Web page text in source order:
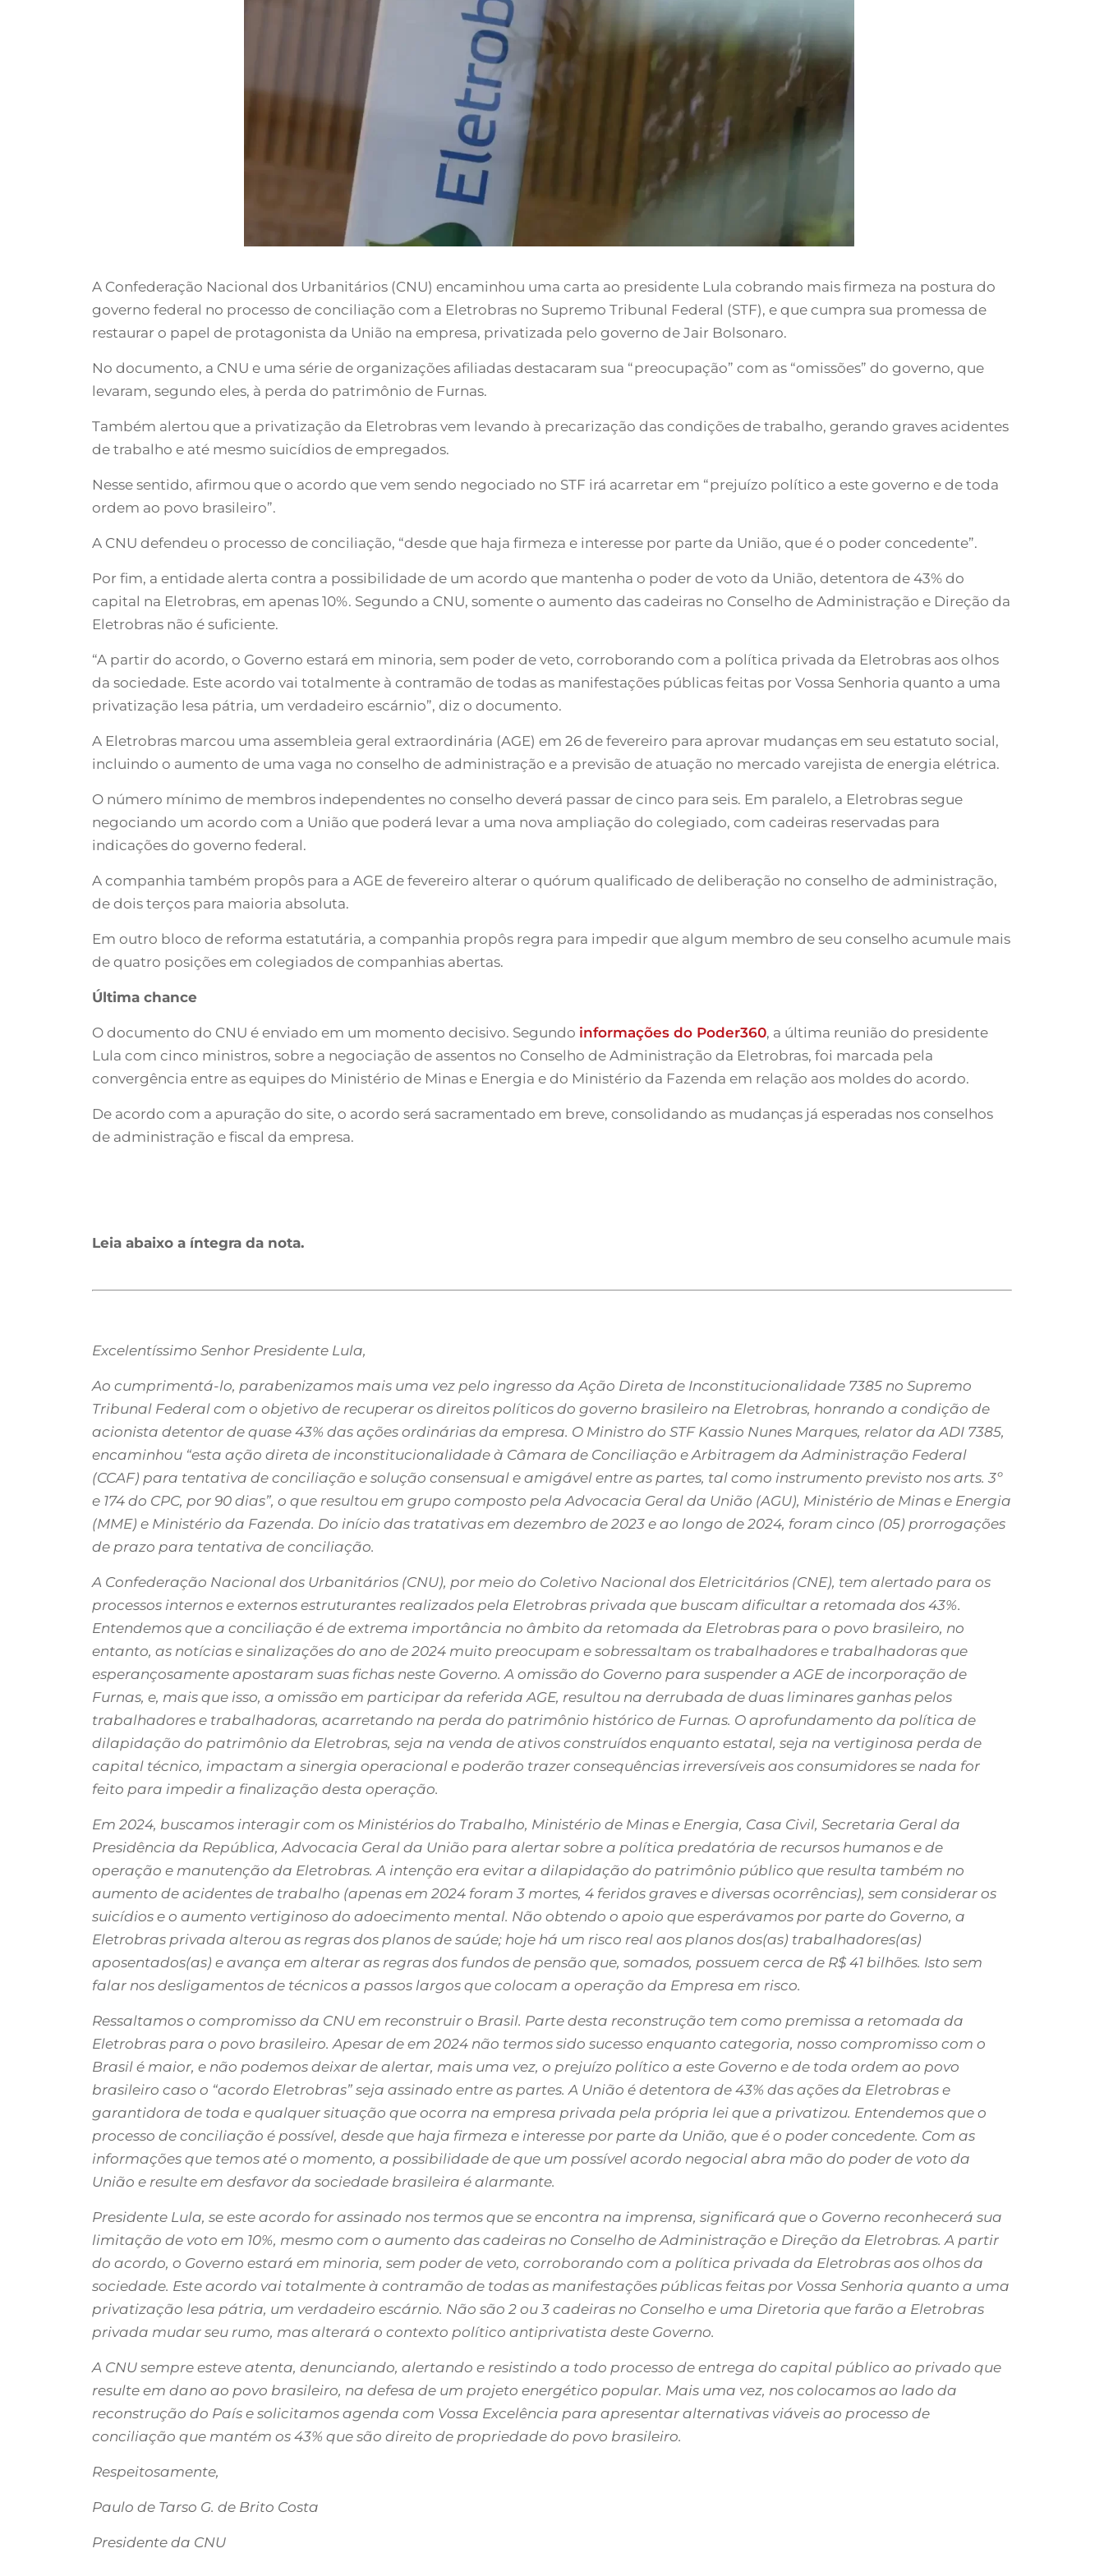
A Confederação Nacional dos Urbanitários (CNU) encaminhou uma carta ao presidente Lula cobrando mais firmeza na postura do
governo federal no processo de conciliação com a Eletrobras no Supremo Tribunal Federal (STF), e que cumpra sua promessa de
restaurar o papel de protagonista da União na empresa, privatizada pelo governo de Jair Bolsonaro.
No documento, a CNU e uma série de organizações afiliadas destacaram sua “preocupação” com as “omissões” do governo, que
levaram, segundo eles, à perda do patrimônio de Furnas.
Também alertou que a privatização da Eletrobras vem levando à precarização das condições de trabalho, gerando graves acidentes
de trabalho e até mesmo suicídios de empregados.
Nesse sentido, afirmou que o acordo que vem sendo negociado no STF irá acarretar em “prejuízo político a este governo e de toda
ordem ao povo brasileiro”.
A CNU defendeu o processo de conciliação, “desde que haja firmeza e interesse por parte da União, que é o poder concedente”.
Por fim, a entidade alerta contra a possibilidade de um acordo que mantenha o poder de voto da União, detentora de 43% do
capital na Eletrobras, em apenas 10%. Segundo a CNU, somente o aumento das cadeiras no Conselho de Administração e Direção da
Eletrobras não é suficiente.
“A partir do acordo, o Governo estará em minoria, sem poder de veto, corroborando com a política privada da Eletrobras aos olhos
da sociedade. Este acordo vai totalmente à contramão de todas as manifestações públicas feitas por Vossa Senhoria quanto a uma
privatização lesa pátria, um verdadeiro escárnio”, diz o documento.
A Eletrobras marcou uma assembleia geral extraordinária (AGE) em 26 de fevereiro para aprovar mudanças em seu estatuto social,
incluindo o aumento de uma vaga no conselho de administração e a previsão de atuação no mercado varejista de energia elétrica.
O número mínimo de membros independentes no conselho deverá passar de cinco para seis. Em paralelo, a Eletrobras segue
negociando um acordo com a União que poderá levar a uma nova ampliação do colegiado, com cadeiras reservadas para
indicações do governo federal.
A companhia também propôs para a AGE de fevereiro alterar o quórum qualificado de deliberação no conselho de administração,
de dois terços para maioria absoluta.
Em outro bloco de reforma estatutária, a companhia propôs regra para impedir que algum membro de seu conselho acumule mais
de quatro posições em colegiados de companhias abertas.
Última chance
O documento do CNU é enviado em um momento decisivo. Segundo informações do Poder360, a última reunião do presidente
Lula com cinco ministros, sobre a negociação de assentos no Conselho de Administração da Eletrobras, foi marcada pela
convergência entre as equipes do Ministério de Minas e Energia e do Ministério da Fazenda em relação aos moldes do acordo.
De acordo com a apuração do site, o acordo será sacramentado em breve, consolidando as mudanças já esperadas nos conselhos
de administração e fiscal da empresa.
Leia abaixo a íntegra da nota.
Excelentíssimo Senhor Presidente Lula,
Ao cumprimentá-lo, parabenizamos mais uma vez pelo ingresso da Ação Direta de Inconstitucionalidade 7385 no Supremo
Tribunal Federal com o objetivo de recuperar os direitos políticos do governo brasileiro na Eletrobras, honrando a condição de
acionista detentor de quase 43% das ações ordinárias da empresa. O Ministro do STF Kassio Nunes Marques, relator da ADI 7385,
encaminhou “esta ação direta de inconstitucionalidade à Câmara de Conciliação e Arbitragem da Administração Federal
(CCAF) para tentativa de conciliação e solução consensual e amigável entre as partes, tal como instrumento previsto nos arts. 3º
e 174 do CPC, por 90 dias”, o que resultou em grupo composto pela Advocacia Geral da União (AGU), Ministério de Minas e Energia
(MME) e Ministério da Fazenda. Do início das tratativas em dezembro de 2023 e ao longo de 2024, foram cinco (05) prorrogações
de prazo para tentativa de conciliação.
A Confederação Nacional dos Urbanitários (CNU), por meio do Coletivo Nacional dos Eletricitários (CNE), tem alertado para os
processos internos e externos estruturantes realizados pela Eletrobras privada que buscam dificultar a retomada dos 43%.
Entendemos que a conciliação é de extrema importância no âmbito da retomada da Eletrobras para o povo brasileiro, no
entanto, as notícias e sinalizações do ano de 2024 muito preocupam e sobressaltam os trabalhadores e trabalhadoras que
esperançosamente apostaram suas fichas neste Governo. A omissão do Governo para suspender a AGE de incorporação de
Furnas, e, mais que isso, a omissão em participar da referida AGE, resultou na derrubada de duas liminares ganhas pelos
trabalhadores e trabalhadoras, acarretando na perda do patrimônio histórico de Furnas. O aprofundamento da política de
dilapidação do patrimônio da Eletrobras, seja na venda de ativos construídos enquanto estatal, seja na vertiginosa perda de
capital técnico, impactam a sinergia operacional e poderão trazer consequências irreversíveis aos consumidores se nada for
feito para impedir a finalização desta operação.
Em 2024, buscamos interagir com os Ministérios do Trabalho, Ministério de Minas e Energia, Casa Civil, Secretaria Geral da
Presidência da República, Advocacia Geral da União para alertar sobre a política predatória de recursos humanos e de
operação e manutenção da Eletrobras. A intenção era evitar a dilapidação do patrimônio público que resulta também no
aumento de acidentes de trabalho (apenas em 2024 foram 3 mortes, 4 feridos graves e diversas ocorrências), sem considerar os
suicídios e o aumento vertiginoso do adoecimento mental. Não obtendo o apoio que esperávamos por parte do Governo, a
Eletrobras privada alterou as regras dos planos de saúde; hoje há um risco real aos planos dos(as) trabalhadores(as)
aposentados(as) e avança em alterar as regras dos fundos de pensão que, somados, possuem cerca de R$ 41 bilhões. Isto sem
falar nos desligamentos de técnicos a passos largos que colocam a operação da Empresa em risco.
Ressaltamos o compromisso da CNU em reconstruir o Brasil. Parte desta reconstrução tem como premissa a retomada da
Eletrobras para o povo brasileiro. Apesar de em 2024 não termos sido sucesso enquanto categoria, nosso compromisso com o
Brasil é maior, e não podemos deixar de alertar, mais uma vez, o prejuízo político a este Governo e de toda ordem ao povo
brasileiro caso o “acordo Eletrobras” seja assinado entre as partes. A União é detentora de 43% das ações da Eletrobras e
garantidora de toda e qualquer situação que ocorra na empresa privada pela própria lei que a privatizou. Entendemos que o
processo de conciliação é possível, desde que haja firmeza e interesse por parte da União, que é o poder concedente. Com as
informações que temos até o momento, a possibilidade de que um possível acordo negocial abra mão do poder de voto da
União e resulte em desfavor da sociedade brasileira é alarmante.
Presidente Lula, se este acordo for assinado nos termos que se encontra na imprensa, significará que o Governo reconhecerá sua
limitação de voto em 10%, mesmo com o aumento das cadeiras no Conselho de Administração e Direção da Eletrobras. A partir
do acordo, o Governo estará em minoria, sem poder de veto, corroborando com a política privada da Eletrobras aos olhos da
sociedade. Este acordo vai totalmente à contramão de todas as manifestações públicas feitas por Vossa Senhoria quanto a uma
privatização lesa pátria, um verdadeiro escárnio. Não são 2 ou 3 cadeiras no Conselho e uma Diretoria que farão a Eletrobras
privada mudar seu rumo, mas alterará o contexto político antiprivatista deste Governo.
A CNU sempre esteve atenta, denunciando, alertando e resistindo a todo processo de entrega do capital público ao privado que
resulte em dano ao povo brasileiro, na defesa de um projeto energético popular. Mais uma vez, nos colocamos ao lado da
reconstrução do País e solicitamos agenda com Vossa Excelência para apresentar alternativas viáveis ao processo de
conciliação que mantém os 43% que são direito de propriedade do povo brasileiro.
Respeitosamente,
Paulo de Tarso G. de Brito Costa
Presidente da CNU